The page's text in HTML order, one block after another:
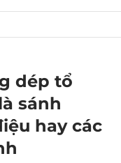
dép tổ
sánh
hay các